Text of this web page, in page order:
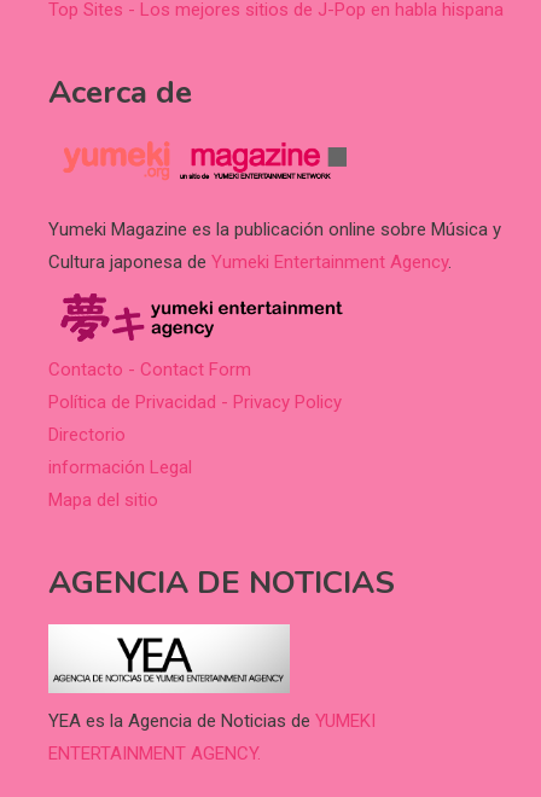
Top Sites - Los mejores sitios de J-Pop en habla hispana
Acerca de
Yumeki Magazine es la publicación online sobre Música y
Cultura japonesa de Yumeki Entertainment Agency.
Contacto - Contact Form
Política de Privacidad - Privacy Policy
Directorio
información Legal
Mapa del sitio
AGENCIA DE NOTICIAS
YEA es la Agencia de Noticias de YUMEKI
ENTERTAINMENT AGENCY.